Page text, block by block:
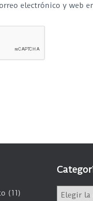
electrónico y web
(11)